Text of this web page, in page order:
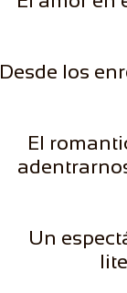
Desde los
El
Un